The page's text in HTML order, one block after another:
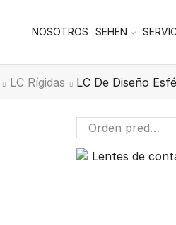
NOSOTROS SEHEN
LC Rígidas LC De Diseño